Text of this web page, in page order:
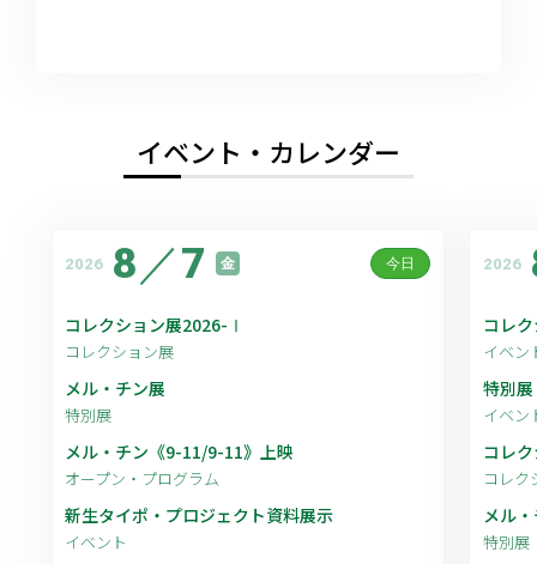
イベント・カレンダー
2026 8／7 金 今日
コレクション展2026-Ⅰ
コレクション展
メル・チン展
特別展
メル・チン《9-11/9-11》上映
オープン・プログラム
新生タイポ・プロジェクト資料展示
イベント
2026
コレ
イベン
特別
イベン
コレ
コレク
メル
特別展